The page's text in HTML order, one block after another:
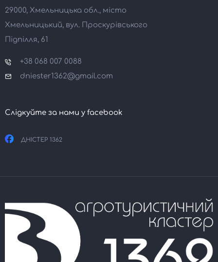
29000, Хмельницька обл., місто
Хмельницький, вул. Проскурівського
Підпілля, 61
+38 068 007 0088
dniester1362@gmail.com
Слідкуйте за нами у facebook
ДНІСТЕР 1362